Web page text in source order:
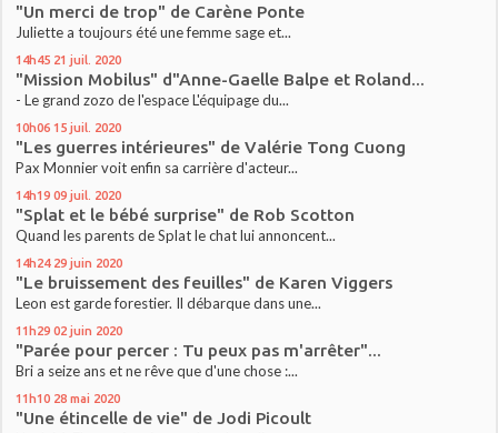
"Un merci de trop" de Carène Ponte
Juliette a toujours été une femme sage et...
14h45 21 juil. 2020
"Mission Mobilus" d"Anne-Gaelle Balpe et Roland...
- Le grand zozo de l'espace L'équipage du...
10h06 15 juil. 2020
"Les guerres intérieures" de Valérie Tong Cuong
Pax Monnier voit enfin sa carrière d'acteur...
14h19 09 juil. 2020
"Splat et le bébé surprise" de Rob Scotton
Quand les parents de Splat le chat lui annoncent...
14h24 29 juin 2020
"Le bruissement des feuilles" de Karen Viggers
Leon est garde forestier. Il débarque dans une...
11h29 02 juin 2020
"Parée pour percer : Tu peux pas m'arrêter"...
Bri a seize ans et ne rêve que d'une chose :...
11h10 28 mai 2020
"Une étincelle de vie" de Jodi Picoult